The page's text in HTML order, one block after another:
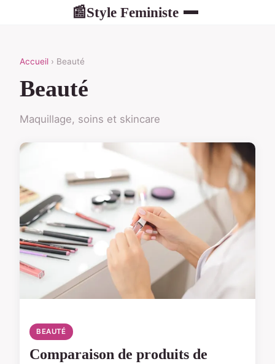
📰Style Feministe
Accueil › Beauté
Beauté
Maquillage, soins et skincare
BEAUTÉ
Comparaison de produits de